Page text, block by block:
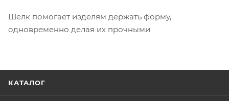
Шелк помогает изделям держать форму,
одновременно делая их прочными
КАТАЛОГ